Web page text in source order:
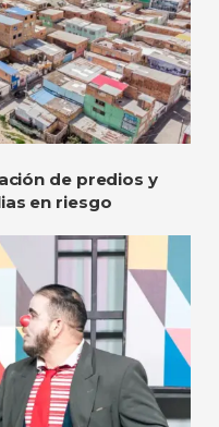
de predios y
en riesgo